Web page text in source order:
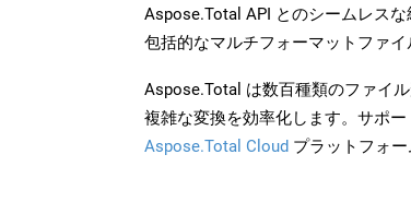
Aspose.Total API とのシームレス
包括的なマルチフォーマットファイ
Aspose.Total は数百種類のファイ
複雑な変換を効率化します。サポ
Aspose.Total Cloud プラットフォー